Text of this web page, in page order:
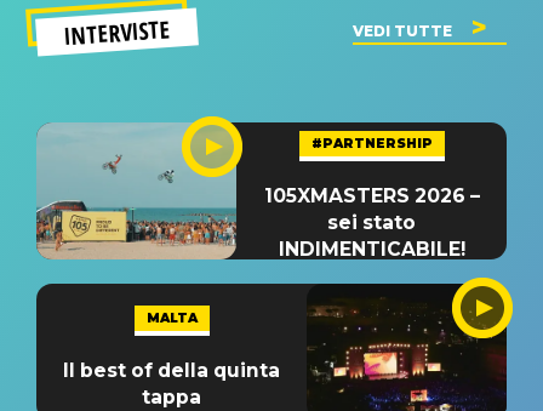
INTERVISTE VEDI TUTTE
#PARTNERSHIP
105XMASTERS 2026 –
sei stato
INDIMENTICABILE!
MALTA
Il best of della quinta
tappa